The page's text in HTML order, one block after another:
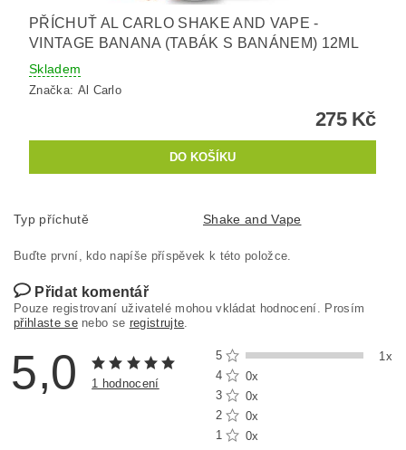
PŘÍCHUŤ AL CARLO SHAKE AND VAPE -
VINTAGE BANANA (TABÁK S BANÁNEM) 12ML
Skladem
Značka: Al Carlo
275 Kč
Typ příchutě Shake and Vape
Buďte první, kdo napíše příspěvek k této položce.
Přidat komentář
Pouze registrovaní uživatelé mohou vkládat hodnocení. Prosím
přihlaste senebo se registrujte.
5,0 1 hodnocení
5
1x
4
0x
3
0x
2
0x
1
0x